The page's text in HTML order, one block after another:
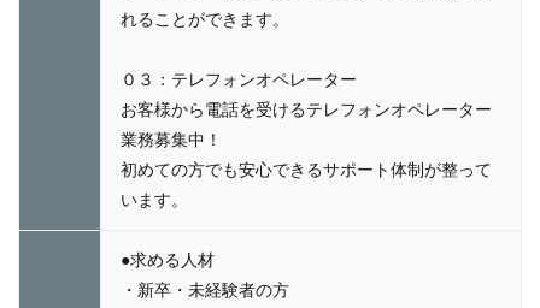
れることができます。
０３：テレフォンオペレーター
お客様から電話を受けるテレフォンオペレーター
業務募集中！
初めての方でも安心できるサポート体制が整って
います。
●求める人材
・新卒・未経験者の方